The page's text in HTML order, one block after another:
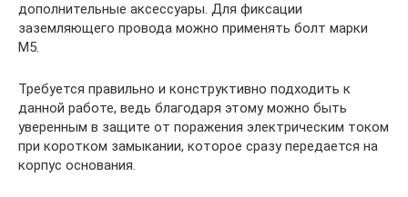
дополнительные аксессуары. Для фиксации
заземляющего провода можно применять болт марки
М5.
Требуется правильно и конструктивно подходить к
данной работе, ведь благодаря этому можно быть
уверенным в защите от поражения электрическим током
при коротком замыкании, которое сразу передается на
корпус основания.